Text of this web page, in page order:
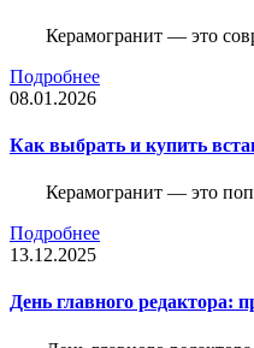
Керамогранит — это
Подробнее
08.01.2026
Как выбрать и купить
Керамогранит — это
Подробнее
13.12.2025
День главного редактора: